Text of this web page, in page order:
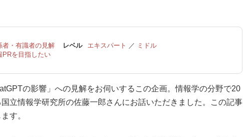
者・有識者の見解 レベル エキスパート ／ ミドル
PRを目指したい
の影響」への見解をお伺いするこの企画。情報学の分野で20
立情報学研究所の佐藤一郎さんにお話いただきました。この記事
す。